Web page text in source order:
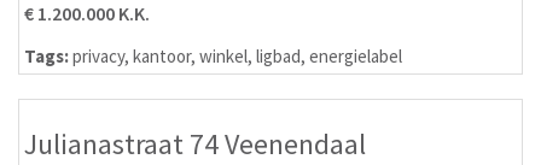
€ 1.200.000 K.K.
Tags:privacy, kantoor, winkel, ligbad, energielabel
Julianastraat 74 Veenendaal